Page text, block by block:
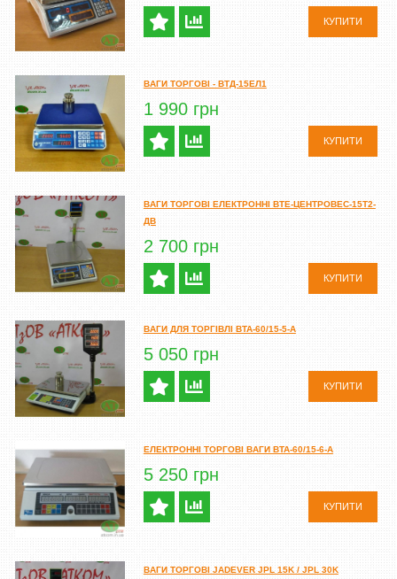
КУПИТИ
ВАГИ ТОРГОВІ - ВТД-15ЕЛ1
1 990 грн
КУПИТИ
ВАГИ ТОРГОВІ ЕЛЕКТРОННІ ВТЕ-ЦЕНТРОВЕС-15Т2-
ДВ
2 700 грн
КУПИТИ
ВАГИ ДЛЯ ТОРГІВЛІ ВТА-60/15-5-А
5 050 грн
КУПИТИ
ЕЛЕКТРОННІ ТОРГОВІ ВАГИ ВТА-60/15-6-А
5 250 грн
КУПИТИ
ВАГИ ТОРГОВІ JADEVER JPL 15K / JPL 30K